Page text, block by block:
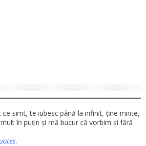
simt, te iubesc până la infinit, ține minte,
în puțin și mă bucur că vorbim și fără
.